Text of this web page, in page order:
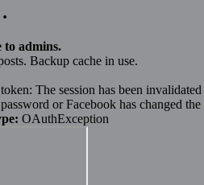
to admins.
Backup cache in use.
The session has been invalidated
or Facebook has changed the
OAuthException